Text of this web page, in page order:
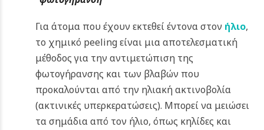
Για άτομα που έχουν εκτεθεί έντονα στον ήλιο,
το χημικό peeling είναι μια αποτελεσματική
μέθοδος για την αντιμετώπιση της
φωτογήρανσης και των βλαβών που
προκαλούνται από την ηλιακή ακτινοβολία
(ακτινικές υπερκερατώσεις). Μπορεί να μειώσει
τα σημάδια από τον ήλιο, όπως κηλίδες και